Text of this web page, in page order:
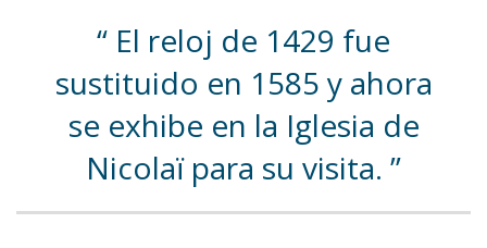
El reloj de 1429 fue
sustituido en 1585 y ahora
se exhibe en la Iglesia de
Nicolaï para su visita.